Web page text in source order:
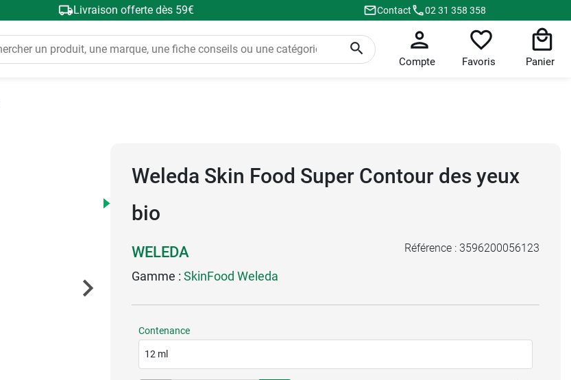
Livraison offerte dès 59€ Contact 02 31 358 358
Compte Favoris Panier
Weleda Skin Food Super Contour des yeux
bio
WELEDA
Gamme : SkinFood Weleda
Référence : 3596200056123
Contenance
12 ml